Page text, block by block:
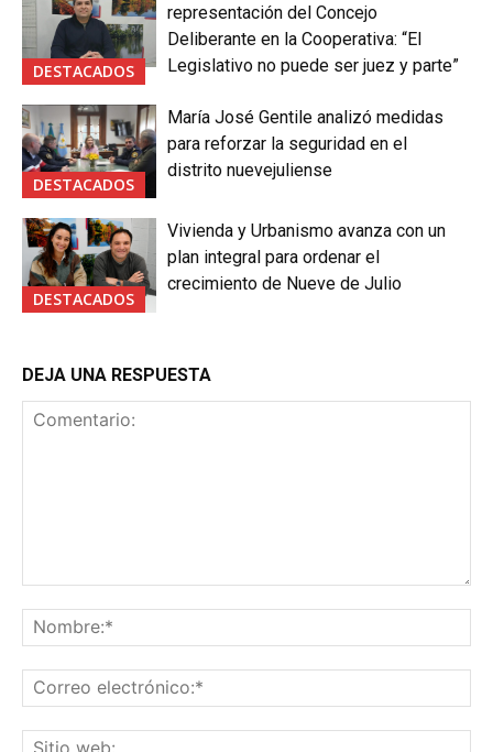
DESTACADOS
representación del Concejo
Deliberante en la Cooperativa: “El
Legislativo no puede ser juez y parte”
DESTACADOS
María José Gentile analizó medidas
para reforzar la seguridad en el
distrito nuevejuliense
DESTACADOS
Vivienda y Urbanismo avanza con un
plan integral para ordenar el
crecimiento de Nueve de Julio
DEJA UNA RESPUESTA